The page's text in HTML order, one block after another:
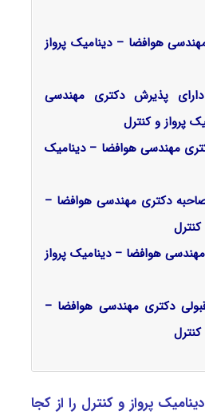
هوافضا – دینامیک پرواز
پذیرش دکتری مهندسی
پرواز و کنترل
مهندسی هوافضا – دینامیک
دکتری مهندسی هوافضا –
هوافضا – دینامیک پرواز
قبولی دکتری مهندسی هوافضا –
پرواز و کنترل را از کجا